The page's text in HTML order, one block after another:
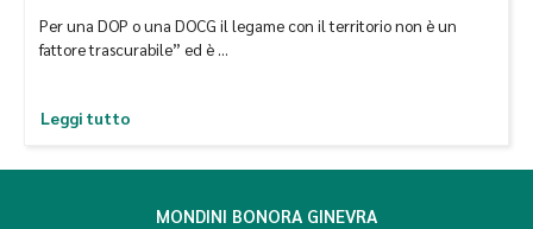
Per una DOP o una DOCG il legame con il territorio non è un
fattore trascurabile” ed è …
Leggi tutto
MONDINI BONORA GINEVRA